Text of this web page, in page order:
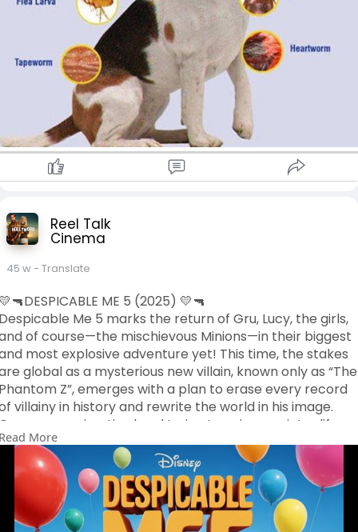
းရှုံးနိုင်သည်အထိလည်း ဖြစ်စေနိုင်ပါတယ်။ဆိုတော့ သန်းမွှား
က်ခံရခြင်းကြောင့် ချက်ချင်းမသေစေနိုင်ပေမယ့်လည်း မသေစေ
င်ဘူးလို့ ဆိုလိုခြင်းမဟုတ်ပါ...
ါကြောင့်မို့ မိမိကလေးများ ကျန်မားရေးအတွက် ကာကွယ်ဆေးတွေ
းပေးတာအပြင် သန်းမွှားကာကွယ်ဆေး(သန်းမွှား
းသတ်ဆေး)တွေကိုလည်း တစ်လတစ်ကြိမ် ပုံမှန်တိုက်ပေးသွား
ြင်း တစ်လတစ်ကြိမ် ဂုတ်အစက်ချဆေးထည့်ပေးခြင်းတို့ဖြင့်
ည်း ကာကွယ်ပေးဖို့လိုအပ်ပါတယ်။
န်းမွှားကြောင့် ဖြစ်တဲ့ရောဂါအကြောင်းတွေကိုတော့ Pageမှာ
င်ပြပေးထားပီးသားမို့ ဝင်ဖတ်နိုင်ပါတယ်နော်...
Reel Talk
Cinema
45 w- Translate
ME 5 (2025) 💛🔫
Me 5 marks the return of Gru, Lucy, the girls,
of course—the mischievous Minions—in their biggest
most explosive adventure yet! This time, the stakes
global as a mysterious new villain, known only as “The
Z”, emerges with a plan to erase every record
villainy in history and rewrite the world in his image.
now semi-retired and trying to enjoy a quieter life
Lucy and their expanding family (yes, baby Gru Jr. is
toddling around), is pulled back into the Anti-Villain
when they discover that “The Phantom Z” is
past villains and stealing their tech—including
old gear!
More